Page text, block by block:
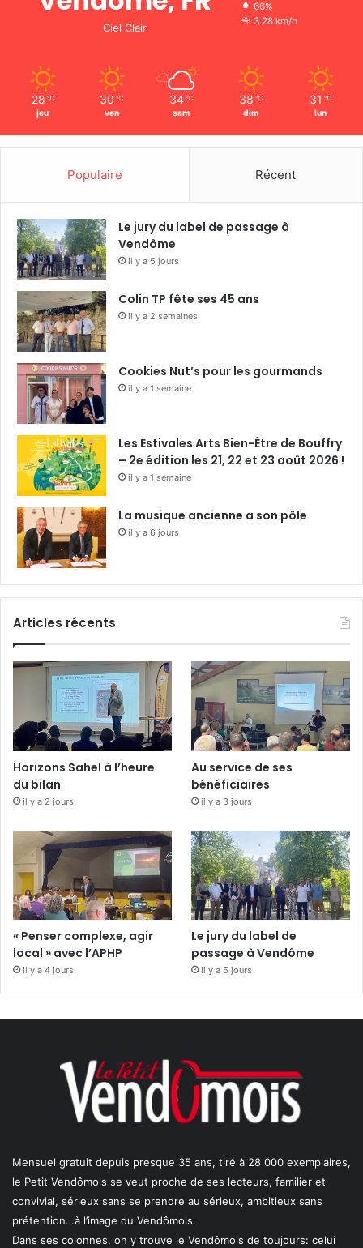
Ciel Clair
66%
3.28 km/h
28 ℃
jeu
30 ℃
ven
34 ℃
sam
38 ℃
dim
31 ℃
lun
Populaire Récent
Le jury du label de passage à
Vendôme
il y a 5 jours
Colin TP fête ses 45 ans
il y a 2 semaines
Cookies Nut’s pour les gourmands
il y a 1 semaine
Les Estivales Arts Bien-Être de Bouffry
– 2e édition les 21, 22 et 23 août 2026 !
il y a 1 semaine
La musique ancienne a son pôle
il y a 6 jours
Articles récents
Horizons Sahel à l’heure
du bilan
il y a 2 jours
Au service de ses
bénéficiaires
il y a 3 jours
« Penser complexe, agir
local » avec l’APHP
il y a 4 jours
Le jury du label de
passage à Vendôme
il y a 5 jours
Mensuel gratuit depuis presque 35 ans, tiré à 28 000 exemplaires,
le Petit Vendômois se veut proche de ses lecteurs, familier et
convivial, sérieux sans se prendre au sérieux, ambitieux sans
prétention…à l’image du Vendômois.
Dans ses colonnes, on y trouve le Vendômois de toujours: celui